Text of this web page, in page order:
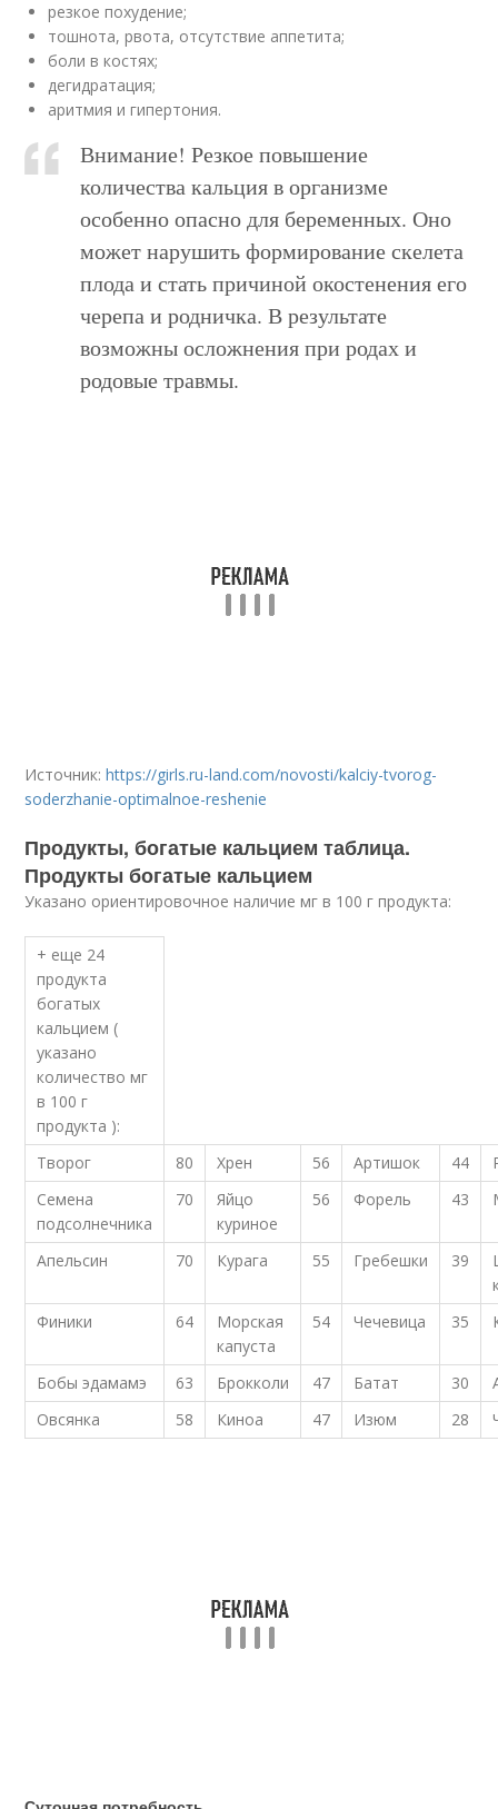
резкое похудение;
тошнота, рвота, отсутствие аппетита;
боли в костях;
дегидратация;
аритмия и гипертония.
Внимание! Резкое повышение
количества кальция в организме
особенно опасно для беременных. Оно
может нарушить формирование скелета
плода и стать причиной окостенения его
черепа и родничка. В результате
возможны осложнения при родах и
родовые травмы.
Источник:https://girls.ru-land.com/novosti/kalciy-tvorog-
soderzhanie-optimalnoe-reshenie
Продукты, богатые кальцием таблица.
Продукты богатые кальцием
Указано ориентировочное наличие мг в 100 г продукта:
+ еще 24
продукта
богатых
кальцием (
указано
количество мг
в 100 г
продукта ):
Творог
80 Хрен 56 Артишок 44
Семена
подсолнечника
70
Яйцо
куриное
56 Форель 43
Апельсин 70 Курага 55 Гребешки 39
Финики
64
Морская
капуста
54 Чечевица 35
Бобы эдамамэ 63 Брокколи 47 Батат 30
Овсянка
58 Киноа 47 Изюм 28